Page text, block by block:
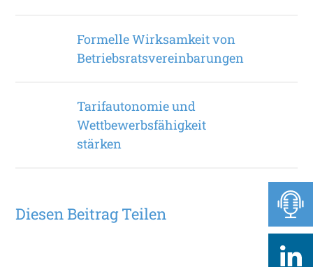
Formelle Wirksamkeit von
Betriebsratsvereinbarungen
Tarifautonomie und
Wettbewerbsfähigkeit
stärken
Diesen Beitrag Teilen